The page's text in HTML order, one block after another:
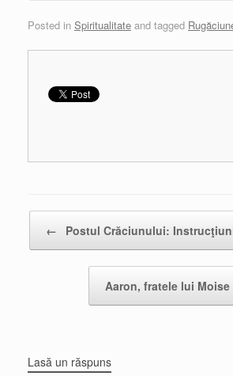
Posted in Spiritualitate and tagged
← Postul Crăciunului:
Aaron, fratele lui Moise
Lasă un răspuns